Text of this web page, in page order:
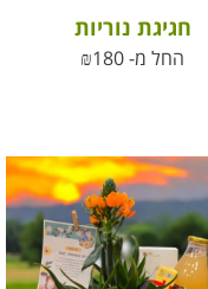
חגיגת נוריות
החל מ- ₪180